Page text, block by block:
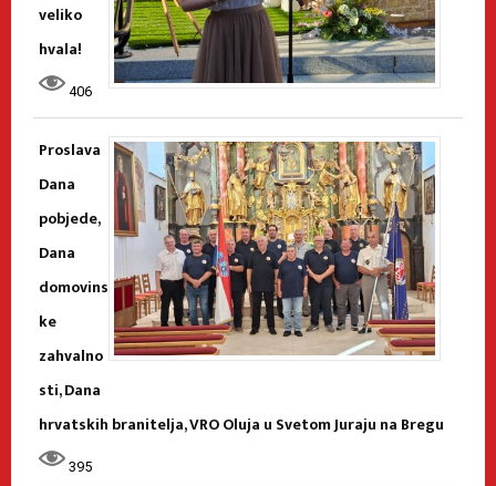
veliko
hvala!
406
Proslava
Dana
pobjede,
Dana
domovins
ke
zahvalno
sti, Dana
hrvatskih branitelja, VRO Oluja u Svetom Juraju na Bregu
395